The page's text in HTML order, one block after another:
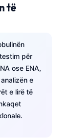
të
për
ose ENA,
e
e lirë të